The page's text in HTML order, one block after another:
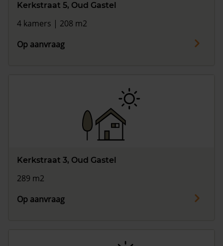
Kerkstraat 5, Oud Gastel
4 kamers | 208 m2
Op aanvraag
Kerkstraat 3, Oud Gastel
289 m2
Op aanvraag